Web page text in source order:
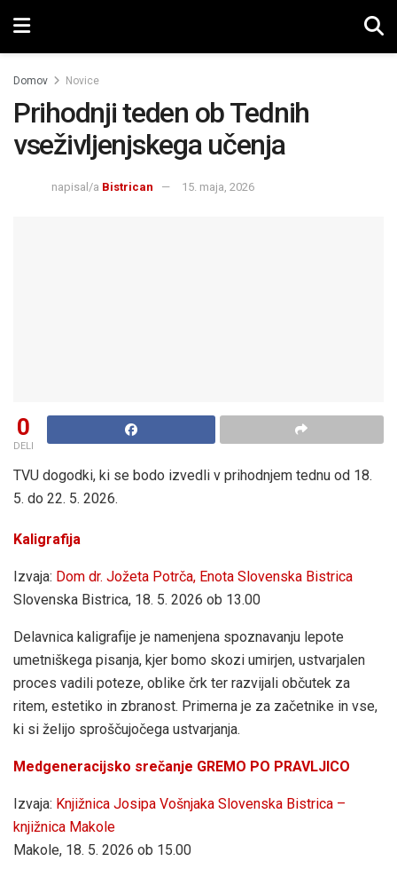
Domov Novice
Prihodnji teden ob Tednih
vseživljenjskega učenja
napisal/a Bistrican 15. maja, 2026
0
DELI
TVU dogodki, ki se bodo izvedli v prihodnjem tednu od 18.
5. do 22. 5. 2026.
Kaligrafija
Izvaja: Dom dr. Jožeta Potrča, Enota Slovenska Bistrica
Slovenska Bistrica, 18. 5. 2026 ob 13.00
Delavnica kaligrafije je namenjena spoznavanju lepote
umetniškega pisanja, kjer bomo skozi umirjen, ustvarjalen
proces vadili poteze, oblike črk ter razvijali občutek za
ritem, estetiko in zbranost. Primerna je za začetnike in vse,
ki si želijo sproščujočega ustvarjanja.
Medgeneracijsko srečanje GREMO PO PRAVLJICO
Izvaja: Knjižnica Josipa Vošnjaka Slovenska Bistrica –
knjižnica Makole
Makole, 18. 5. 2026 ob 15.00